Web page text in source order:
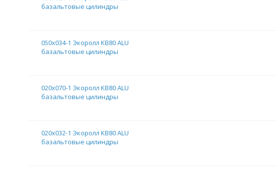
базальтовые цилиндры
050х034-1 Экоролл КВ80 ALU
базальтовые цилиндры
020х070-1 Экоролл КВ80 ALU
базальтовые цилиндры
020х032-1 Экоролл КВ80 ALU
базальтовые цилиндры